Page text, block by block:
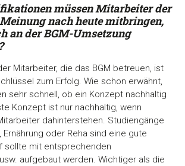
müssen Mitarbeiter der
nach heute mitbringen,
an der BGM-Umsetzung
Mitarbeiter, die das BGM betreuen, ist
zum Erfolg. Wie schon erwähnt,
sehr schnell, ob ein Konzept nachhaltig
Konzept ist nur nachhaltig, wenn
dahinterstehen. Studiengänge
oder Reha sind eine gute
sollte mit entsprechenden
aufgebaut werden. Wichtiger als die